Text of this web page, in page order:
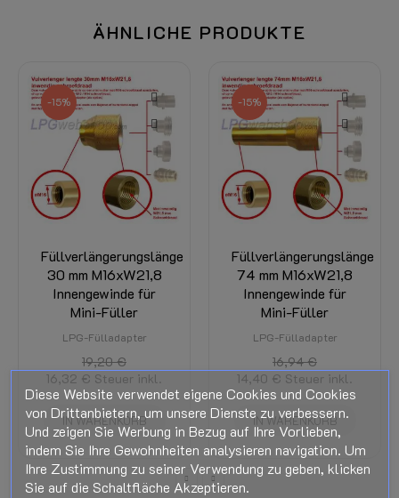
ÄHNLICHE PRODUKTE
30 mm M16xW21,8
Innengewinde für
Mini-Füller
LPG-Fülladapter
19,20 €
16,32 € Steuer inkl.
IN WARENKORB
Füllverlängerungslänge
74 mm M16xW21,8
Innengewinde für
Mini-Füller
LPG-Fülladapter
16,94 €
14,40 € Steuer inkl.
IN WARENKORB
Diese Website verwendet eigene Cookies und Cookies
von Drittanbietern, um unsere Dienste zu verbessern.
Und zeigen Sie Werbung in Bezug auf Ihre Vorlieben,
indem Sie Ihre Gewohnheiten analysieren navigation. Um
Ihre Zustimmung zu seiner Verwendung zu geben, klicken
Sie auf die Schaltfläche Akzeptieren.